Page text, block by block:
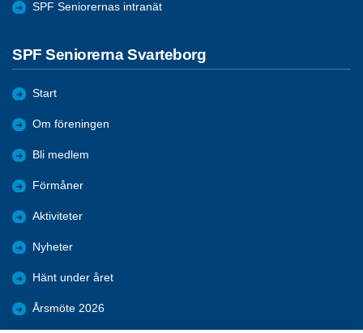
SPF Seniorernas intranät
SPF Seniorerna Svarteborg
Start
Om föreningen
Bli medlem
Förmåner
Aktiviteter
Nyheter
Hänt under året
Årsmöte 2026